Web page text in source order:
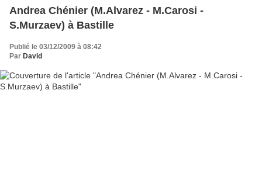
Andrea Chénier (M.Alvarez - M.Carosi -
S.Murzaev) à Bastille
Publié le 03/12/2009 à 08:42
Par David